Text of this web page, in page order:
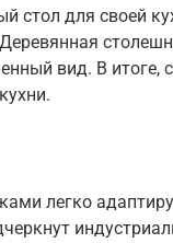
стол для своей
вид. В итоге,
легко